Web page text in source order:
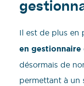
Il est de plus en
en gestionnaire
désormais de
permettant à un